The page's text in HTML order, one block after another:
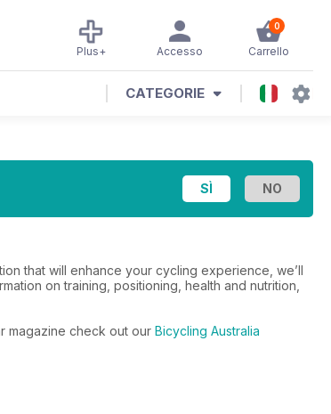
0
Carrello
Accesso
Plus+
CATEGORIE
that will enhance your cycling experience, we’ll
on training, positioning, health and nutrition,
magazine check out our Bicycling Australia